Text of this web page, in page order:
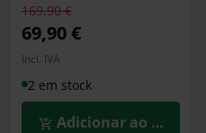
Preço reduzido de
169,90 €para
69,90 €
Incl. IVA
2 em stock
Adicionar ao Carrinho